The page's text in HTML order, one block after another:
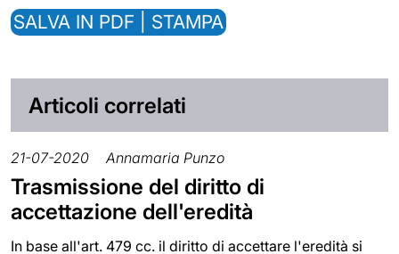
SALVA IN PDF | STAMPA
Articoli correlati
21-07-2020 Annamaria Punzo
Trasmissione del diritto di
accettazione dell'eredità
In base all'art. 479 cc. il diritto di accettare l'eredità si